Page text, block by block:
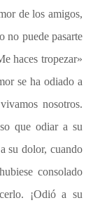
de los amigos,
no puede pasarte
haces tropezar»
se ha odiado a
nosotros.
que odiar a su
su dolor, cuando
consolado
¡Odió a su